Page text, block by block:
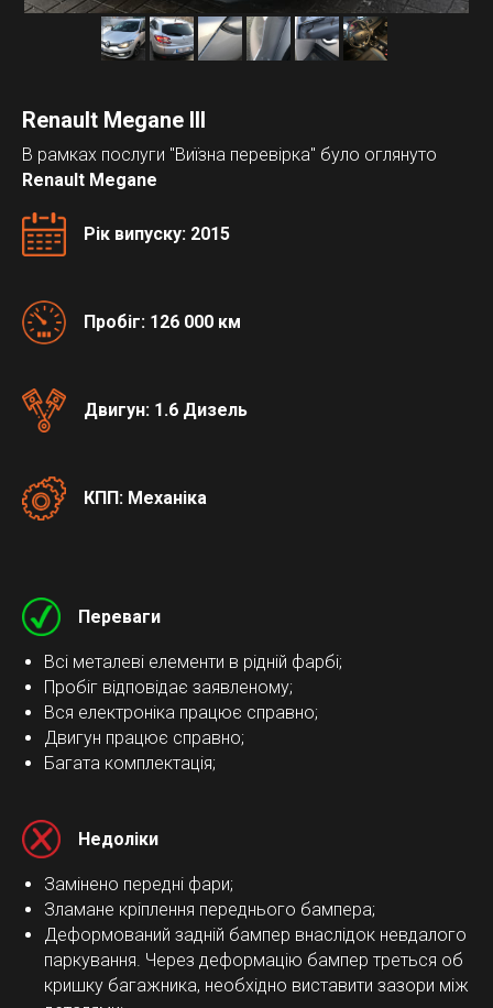
Renault Megane III
В рамках послуги "Виїзна перевірка" було оглянуто
Renault Megane
Рік випуску: 2015
Пробіг: 126 000 км
Двигун: 1.6 Дизель
КПП: Механіка
Переваги
Всі металеві елементи в рідній фарбі;
Пробіг відповідає заявленому;
Вся електроніка працює справно;
Двигун працює справно;
Багата комплектація;
Недоліки
Замінено передні фари;
Зламане кріплення переднього бампера;
Деформований задній бампер внаслідок невдалого
паркування. Через деформацію бампер треться об
кришку багажника, необхідно виставити зазори між